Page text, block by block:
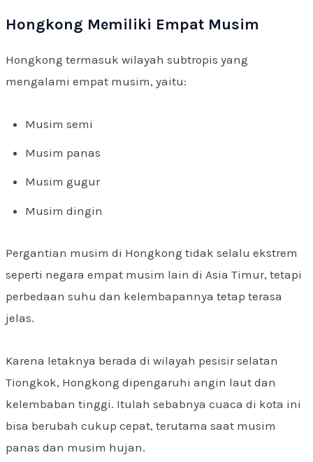
Hongkong Memiliki Empat Musim
Hongkong termasuk wilayah subtropis yang
mengalami empat musim, yaitu:
Musim semi
Musim panas
Musim gugur
Musim dingin
Pergantian musim di Hongkong tidak selalu ekstrem
seperti negara empat musim lain di Asia Timur, tetapi
perbedaan suhu dan kelembapannya tetap terasa
jelas.
Karena letaknya berada di wilayah pesisir selatan
Tiongkok, Hongkong dipengaruhi angin laut dan
kelembaban tinggi. Itulah sebabnya cuaca di kota ini
bisa berubah cukup cepat, terutama saat musim
panas dan musim hujan.